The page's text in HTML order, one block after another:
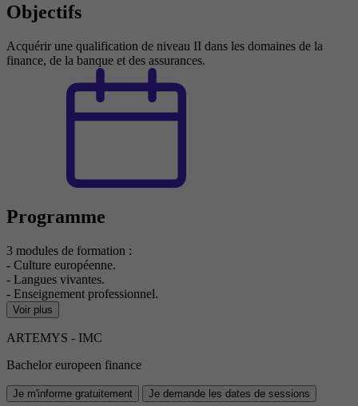
Objectifs
Acquérir une qualification de niveau II dans les domaines de la
finance, de la banque et des assurances.
Programme
3 modules de formation :
- Culture européenne.
- Langues vivantes.
- Enseignement professionnel.
Voir plus
ARTEMYS - IMC
Bachelor europeen finance
Je m'informe gratuitement Je demande les dates de sessions